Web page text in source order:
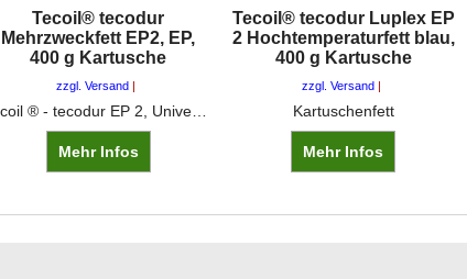
Tecoil® tecodur
Mehrzweckfett EP2, EP,
400 g Kartusche
zzgl. Versand
tecoil ® - tecodur EP 2, Universal-Mehrzweckfett ist ein Lithiumverseiftes Hochdruck-Mehrzweckfett für Fahrzeuge und Industriegeräte, geeignet zur Schmierung unter folgenden widrigen Umständen: •hohe Flächendrücke •unregelmäßige Stoßbelastungen •Nässe oder Schmutz
Mehr Infos
Tecoil® tecodur Luplex EP
2 Hochtemperaturfett blau,
400 g Kartusche
zzgl. Versand
Kartuschenfett
Mehr Infos